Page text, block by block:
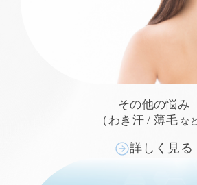
その他の悩み
（わき汗 / 薄毛 な
詳しく見る